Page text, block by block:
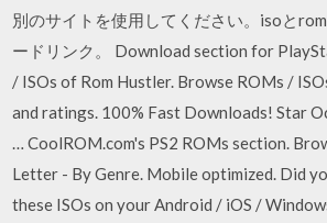
別のサイトを使用してください。isoと
ードリンク。 Download section for
/ ISOs of Rom Hustler. Browse ROMs /
and ratings. 100% Fast Downloads! Star
… CoolROM.com's PS2 ROMs section.
Letter - By Genre. Mobile optimized. Did
these ISOs on your Android / iOS /